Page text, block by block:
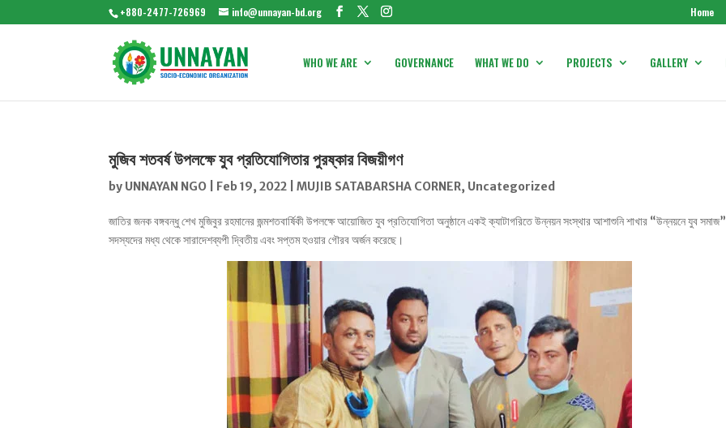
+880-2477-726969 info@unnayan-bd.org Home
WHO WE ARE GOVERNANCE WHAT WE DO PROJECTS GALLERY
মুজিব শতবর্ষ উপলক্ষে যুব প্রতিযোগিতার পুরষ্কার বিজয়ীগণ
by UNNAYAN NGO Feb 19, 2022 |MUJIB SATABARSHA CORNER, Uncategorized
জাতির জনক বঙ্গবন্ধু শেখ মুজিবুর রহমানের জন্মশতবার্ষিকী উপলক্ষে আয়োজিত যুব প্রতিযোগিতা অনুষ্ঠানে একই ক্যাটাগরিতে উন্নয়ন সংস্থার আশাশুনি শাখার “উন্নয়নে যুব সমাজ”
সদস্যদের মধ্য থেকে সারাদেশব্যপী দ্বিতীয় এবং সপ্তম হওয়ার গৌরব অর্জন করেছে।